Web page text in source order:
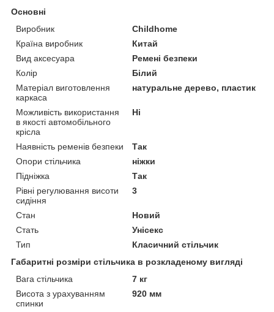
Основні
Виробник
Childhome
Країна виробник
Китай
Вид аксесуара
Ремені безпеки
Колір
Білий
Матеріал виготовлення
каркаса
натуральне дерево, пластик
Можливість використання
в якості автомобільного
крісла
Ні
Наявність ременів безпеки
Так
Опори стільчика
ніжки
Підніжка
Так
Рівні регулювання висоти
сидіння
3
Стан
Новий
Стать
Унісекс
Тип
Класичний стільчик
Габаритні розміри стільчика в розкладеному вигляді
Вага стільчика
7 кг
Висота з урахуванням
спинки
920 мм